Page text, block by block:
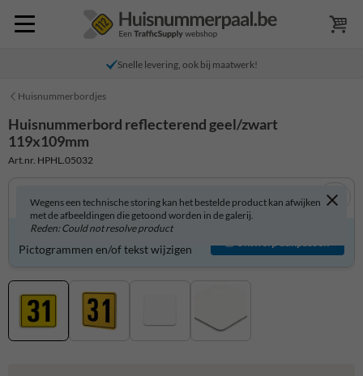
Snelle levering, ook bij maatwerk!
Huisnummerbordjes
Huisnummerbord reflecterend geel/zwart
119x109mm
Art.nr. HPHL.05032
Wegens een technische storing kan het bestelde product kan afwijken
met de afbeeldingen die getoond worden in de galerij.
Reden: Could not resolve product
Huisnummerbord zelf aanpassen?
Pictogrammen en/of tekst wijzigen
Ontwerp aanpassen